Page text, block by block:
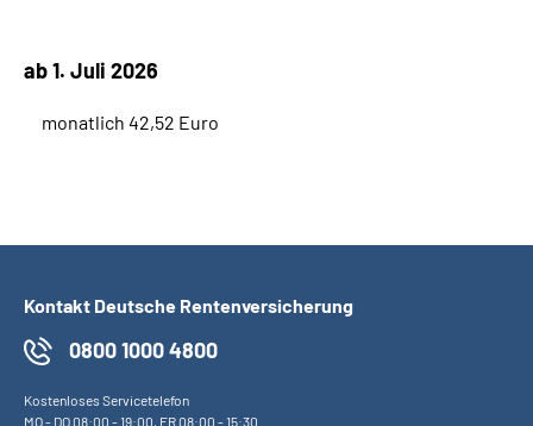
ab 1. Juli 2026
monatlich 42,52 Euro
Kontakt Deutsche Rentenversicherung
0800 1000 4800
Kostenloses Servicetelefon
MO- DO08:00 - 19:00, FR08:00 - 15:30